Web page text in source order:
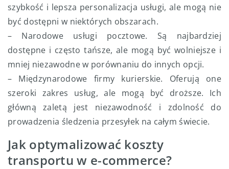
szybkość i lepsza personalizacja usługi, ale mogą nie
być dostępni w niektórych obszarach.
– Narodowe usługi pocztowe. Są najbardziej
dostępne i często tańsze, ale mogą być wolniejsze i
mniej niezawodne w porównaniu do innych opcji.
– Międzynarodowe firmy kurierskie. Oferują one
szeroki zakres usług, ale mogą być droższe. Ich
główną zaletą jest niezawodność i zdolność do
prowadzenia śledzenia przesyłek na całym świecie.
Jak optymalizować koszty
transportu w e-commerce?